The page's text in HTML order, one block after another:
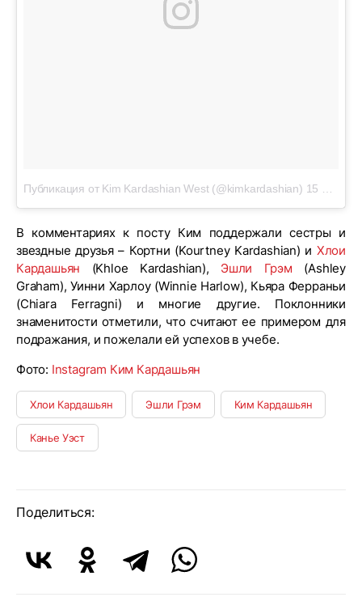
Публикация от Kim Kardashian West (@kimkardashian) 15 Апр 2019 в 8:40 PDT
В комментариях к посту Ким поддержали сестры и
звездные друзья – Кортни (Kourtney Kardashian) и Хлои
Кардашьян (Khloe Kardashian), Эшли Грэм (Ashley
Graham), Уинни Харлоу (Winnie Harlow), Кьяра Ферраньи
(Chiara Ferragni) и многие другие. Поклонники
знаменитости отметили, что считают ее примером для
подражания, и пожелали ей успехов в учебе.
Фото: Instagram Ким Кардашьян
Хлои Кардашьян Эшли Грэм Ким Кардашьян
Канье Уэст
Поделиться: